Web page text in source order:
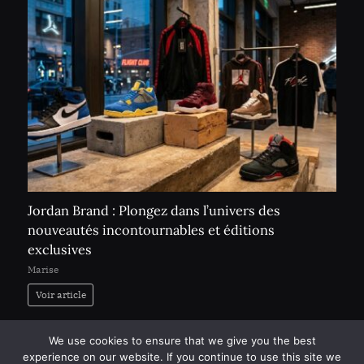
Jordan Brand : Plongez dans l’univers des
nouveautés incontournables et éditions
exclusives
Marise
Voir article
We use cookies to ensure that we give you the best
experience on our website. If you continue to use this site we